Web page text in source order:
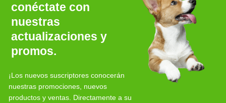
conéctate con
nuestras
actualizaciones y
promos.
¡Los nuevos suscriptores conocerán
nuestras promociones, nuevos
productos y ventas. Directamente a su